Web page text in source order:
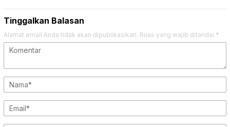
Tinggalkan Balasan
Alamat email Anda tidak akan dipublikasikan. Ruas yang wajib ditandai *